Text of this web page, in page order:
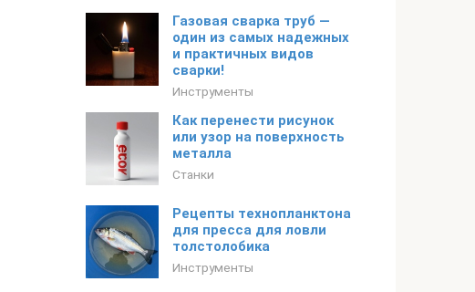
Газовая сварка труб —
один из самых надежных
и практичных видов
сварки!
Инструменты
Как перенести рисунок
или узор на поверхность
металла
Станки
Рецепты технопланктона
для пресса для ловли
толстолобика
Инструменты